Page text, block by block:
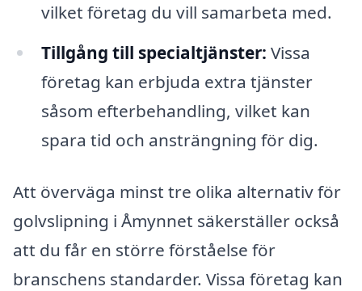
vilket företag du vill samarbeta med.
Tillgång till specialtjänster: Vissa
företag kan erbjuda extra tjänster
såsom efterbehandling, vilket kan
spara tid och ansträngning för dig.
Att överväga minst tre olika alternativ för
golvslipning i Åmynnet säkerställer också
att du får en större förståelse för
branschens standarder. Vissa företag kan